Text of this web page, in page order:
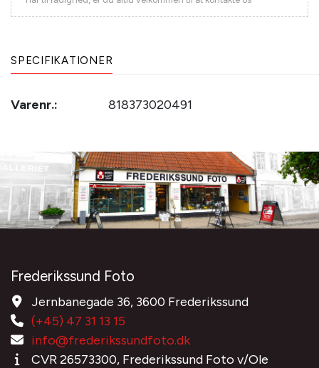
SPECIFIKATIONER
Varenr.: 818373020491
Frederikssund Foto
Jernbanegade 36, 3600 Frederikssund
(+45) 47 31 13 15
info@frederikssundfoto.dk
CVR 26573300, Frederikssund Foto v/Ole